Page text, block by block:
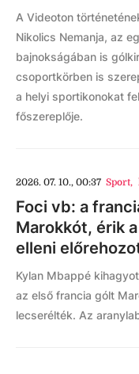
A Videoton
Nikolics Nemanja, az
bajnokságában is
csoportkörben is
a helyi sportikonokat
főszereplője.
2026. 07. 10., 00:37 Sport,
Foci vb: a
Marokkót, érik
elleni
Kylan Mbappé
az első francia gólt
lecserélték. Az